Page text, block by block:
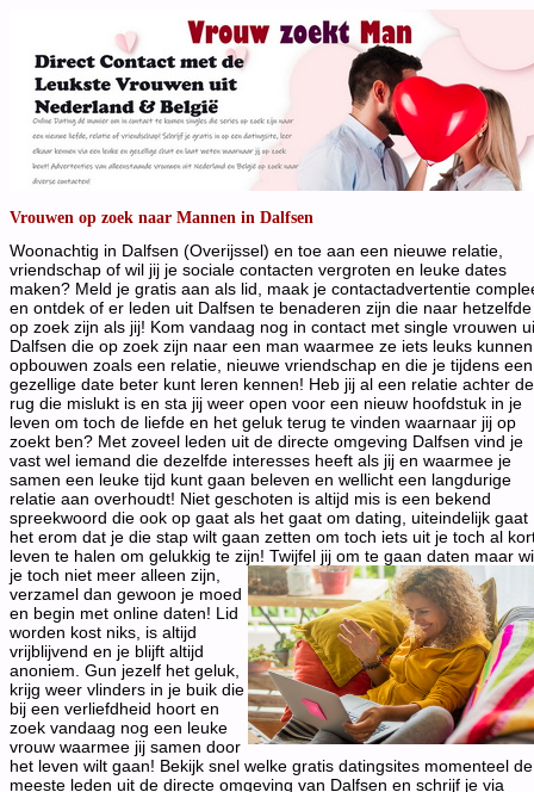
Vrouwen op zoek naar Mannen in Dalfsen
Woonachtig in Dalfsen (Overijssel) en toe aan een nieuwe relatie,
vriendschap of wil jij je sociale contacten vergroten en leuke dates
maken? Meld je gratis aan als lid, maak je contactadvertentie
en ontdek of er leden uit Dalfsen te benaderen zijn die naar hetzelfde
op zoek zijn als jij! Kom vandaag nog in contact met single vrouwen
Dalfsen die op zoek zijn naar een man waarmee ze iets leuks kunnen
opbouwen zoals een relatie, nieuwe vriendschap en die je tijdens een
gezellige date beter kunt leren kennen! Heb jij al een relatie achter de
rug die mislukt is en sta jij weer open voor een nieuw hoofdstuk in je
leven om toch de liefde en het geluk terug te vinden waarnaar jij op
zoekt ben? Met zoveel leden uit de directe omgeving Dalfsen vind je
vast wel iemand die dezelfde interesses heeft als jij en waarmee je
samen een leuke tijd kunt gaan beleven en wellicht een langdurige
relatie aan overhoudt! Niet geschoten is altijd mis is een bekend
spreekwoord die ook op gaat als het gaat om dating, uiteindelijk gaat
het erom dat je die stap wilt gaan zetten om toch iets uit je toch al
leven te halen om gelukkig te zijn! Twijfel jij om te gaan daten maar
je toch niet meer alleen zijn,
verzamel dan gewoon je moed
en begin met online daten! Lid
worden kost niks, is altijd
vrijblijvend en je blijft altijd
anoniem. Gun jezelf het geluk,
krijg weer vlinders in je buik die
bij een verliefdheid hoort en
zoek vandaag nog een leuke
vrouw waarmee jij samen door
het leven wilt gaan! Bekijk snel welke gratis datingsites momenteel de
meeste leden uit de directe omgeving van Dalfsen en schrijf je via